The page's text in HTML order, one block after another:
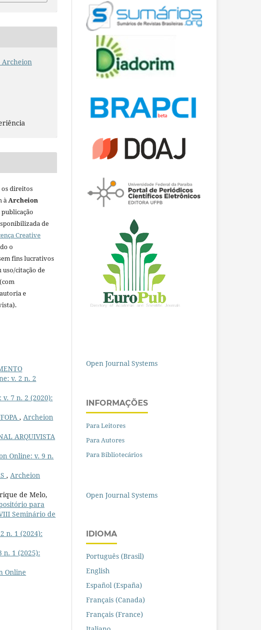
Archeion
os direitos
àArcheion
de
Creative
o
fins lucrativos
uso/citação de
e
v. 2 n. 2
7 n. 2 (2020):
, Archeion
ARQUIVISTA
Online: v. 9 n.
, Archeion
de Melo,
para
Seminário de
n. 1 (2024):
n. 1 (2025):
Online
Open Journal Systems
INFORMAÇÕES
Para Leitores
Para Autores
Para Bibliotecários
Open Journal Systems
IDIOMA
Português (Brasil)
English
Español (España)
Français (Canada)
Français (France)